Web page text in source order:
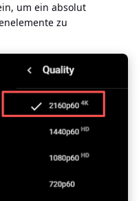
um ein absolut
zu